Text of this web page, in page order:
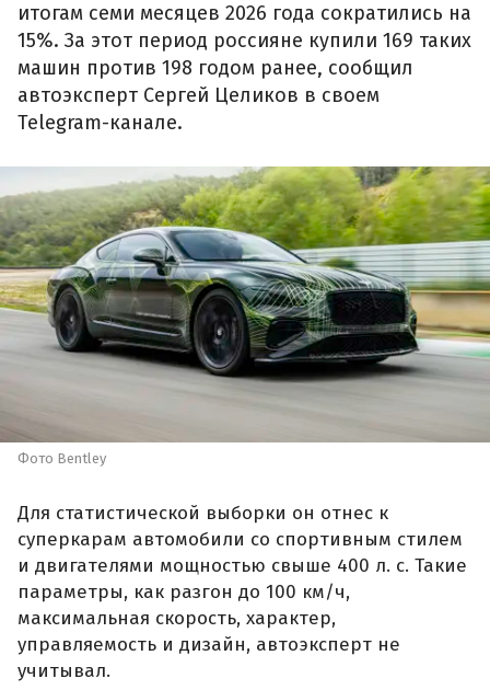
итогам семи месяцев 2026 года сократились на
15%. За этот период россияне купили 169 таких
машин против 198 годом ранее, сообщил
автоэксперт Сергей Целиков в своем
Telegram-канале.
Фото Bentley
Для статистической выборки он отнес к
суперкарам автомобили со спортивным стилем
и двигателями мощностью свыше 400 л. с. Такие
параметры, как разгон до 100 км/ч,
максимальная скорость, характер,
управляемость и дизайн, автоэксперт не
учитывал.